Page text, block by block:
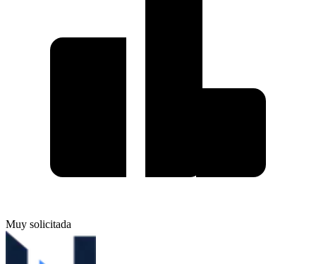
Muy solicitada